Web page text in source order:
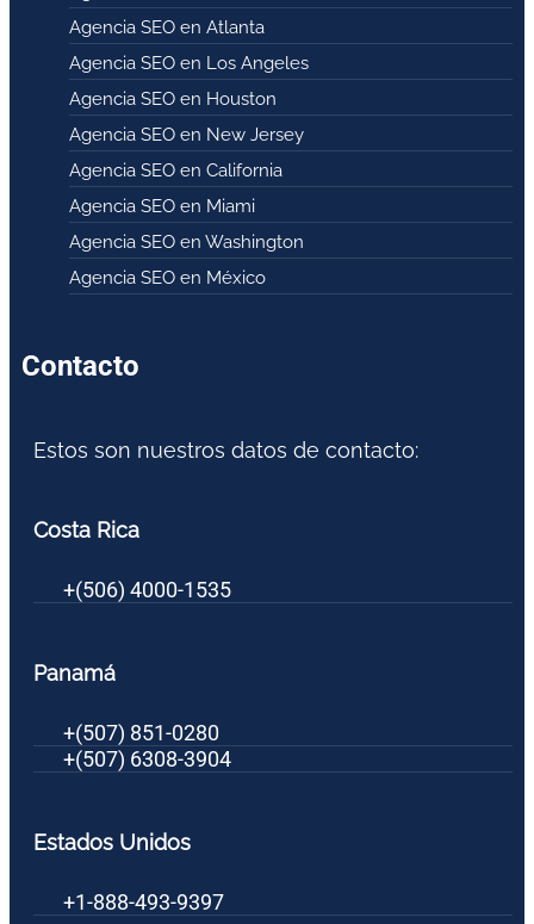
Agencia SEO en Atlanta
Agencia SEO en Los Angeles
Agencia SEO en Houston
Agencia SEO en New Jersey
Agencia SEO en California
Agencia SEO en Miami
Agencia SEO en Washington
Agencia SEO en México
Contacto
Estos son nuestros datos de contacto:
Costa Rica
+(506) 4000-1535
Panamá
+(507) 851-0280
+(507) 6308-3904
Estados Unidos
+1-888-493-9397